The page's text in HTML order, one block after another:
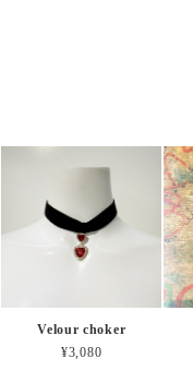
Velour choker
¥3,080